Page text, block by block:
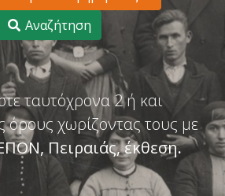
Αναζήτηση
ταυτόχρονα 2 ή και
όρους χωρίζοντας τους με
Πειραιάς, έκθεση.